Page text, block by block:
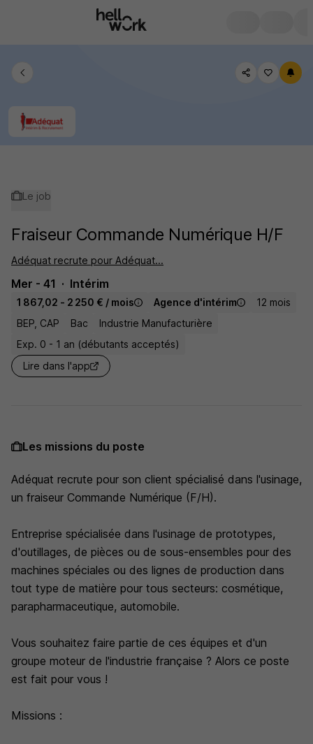
Le job
Fraiseur Commande Numérique H/F
Adéquat recrute pour Adéquat...
Mer - 41 Intérim
1 867,02 - 2 250 € / mois Agence d'intérim
12 mois
BEP, CAP
Bac
Industrie Manufacturière
Exp. 0 - 1 an (débutants acceptés)
Lire dans l'app
Les missions du poste
Adéquat recrute pour son client spécialisé dans l'usinage,
un fraiseur Commande Numérique (F/H).
Entreprise spécialisée dans l'usinage de prototypes,
d'outillages, de pièces ou de sous-ensembles pour des
machines spéciales ou des lignes de production dans
tout type de matière pour tous secteurs: cosmétique,
parapharmaceutique, automobile.
Vous souhaitez faire partie de ces équipes et d'un
groupe moteur de l'industrie française ? Alors ce poste
est fait pour vous !
Missions :